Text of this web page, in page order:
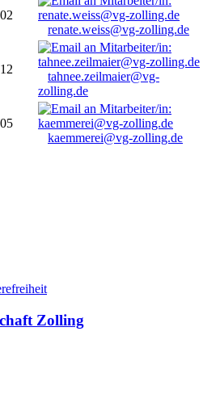
renate.weiss@vg-zolling.de
tahnee.zeilmaier@vg-
zolling.de
kaemmerei@vg-zolling.de
Zolling